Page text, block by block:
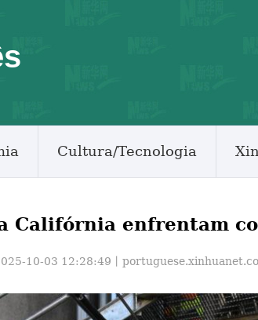
Cultura/Tecnologia
Califórnia enfrentam
10-03 12:28:49丨